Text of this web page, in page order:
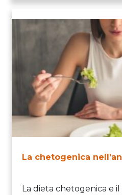
La chetogenica
La dieta chetogenica e